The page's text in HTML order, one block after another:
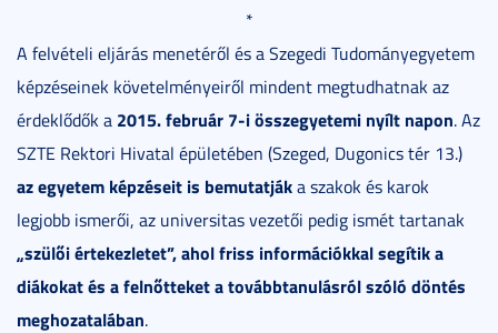
*
A felvételi eljárás menetéről és a Szegedi Tudományegyetem
képzéseinek követelményeiről mindent megtudhatnak az
érdeklődők a 2015. február 7-iösszegyetemi nyílt napon. Az
SZTE Rektori Hivatal épületében (Szeged, Dugonics tér 13.)
az egyetem képzéseit is bemutatjáka szakok és karok
legjobb ismerői, az universitas vezetői pedig ismét tartanak
„szülői értekezletet”, ahol friss információkkal segítik a
diákokat és a felnőtteket a továbbtanulásról szóló döntés
meghozatalában.